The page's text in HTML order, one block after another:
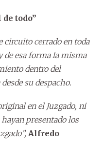
todo”
circuito cerrado en toda
de esa forma la misma
dentro del
su despacho.
en el Juzgado, ni
presentado los
Alfredo